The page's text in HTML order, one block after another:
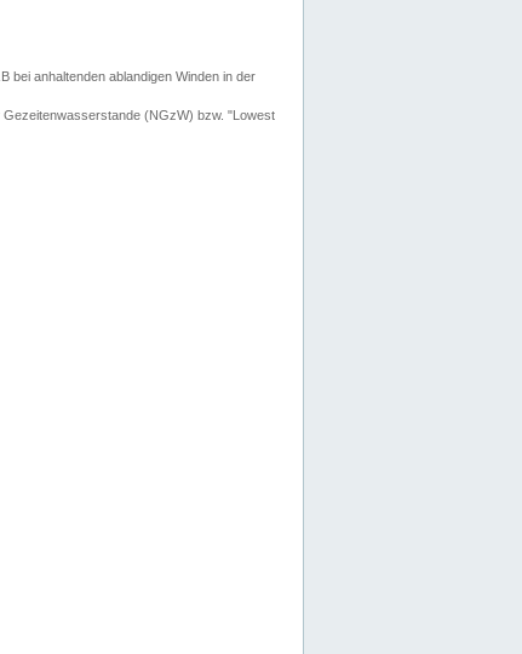
bei anhaltenden ablandigen Winden in der
(NGzW) bzw. "Lowest